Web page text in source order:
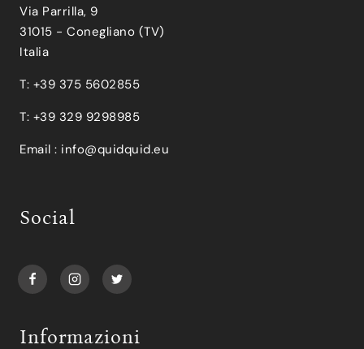
Via Parrilla, 9
31015 - Conegliano (TV)
Italia
T: +39 375 5602855
T: +39 329 9298985
Email : info@quidquid.eu
Social
Informazioni